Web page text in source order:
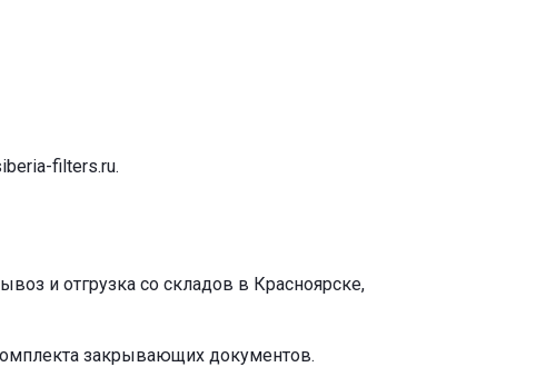
filters.ru.
и отгрузка со складов в Красноярске,
закрывающих документов.